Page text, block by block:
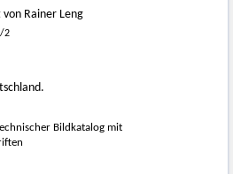
Rainer Leng
2
Bildkatalog mit